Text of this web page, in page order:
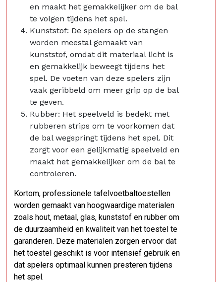
en maakt het gemakkelijker om de bal
te volgen tijdens het spel.
Kunststof: De spelers op de stangen
worden meestal gemaakt van
kunststof, omdat dit materiaal licht is
en gemakkelijk beweegt tijdens het
spel. De voeten van deze spelers zijn
vaak geribbeld om meer grip op de bal
te geven.
Rubber: Het speelveld is bedekt met
rubberen strips om te voorkomen dat
de bal wegspringt tijdens het spel. Dit
zorgt voor een gelijkmatig speelveld en
maakt het gemakkelijker om de bal te
controleren.
Kortom, professionele tafelvoetbaltoestellen
worden gemaakt van hoogwaardige materialen
zoals hout, metaal, glas, kunststof en rubber om
de duurzaamheid en kwaliteit van het toestel te
garanderen. Deze materialen zorgen ervoor dat
het toestel geschikt is voor intensief gebruik en
dat spelers optimaal kunnen presteren tijdens
het spel.